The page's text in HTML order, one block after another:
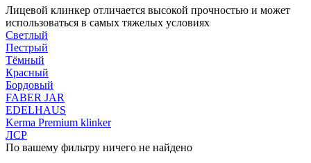
Лицевой клинкер отличается высокой прочностью и может
использоваться в самых тяжелых условиях
Светлый
Пестрый
Тёмный
Красный
Бордовый
FABER JAR
EDELHAUS
Kerma Premium klinker
ЛСР
По вашему фильтру ничего не найдено